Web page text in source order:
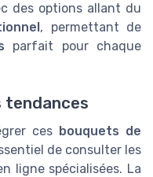
des options allant du
, permettant de
parfait pour chaque
tendances
ces bouquets de
de consulter les
ligne spécialisées. La